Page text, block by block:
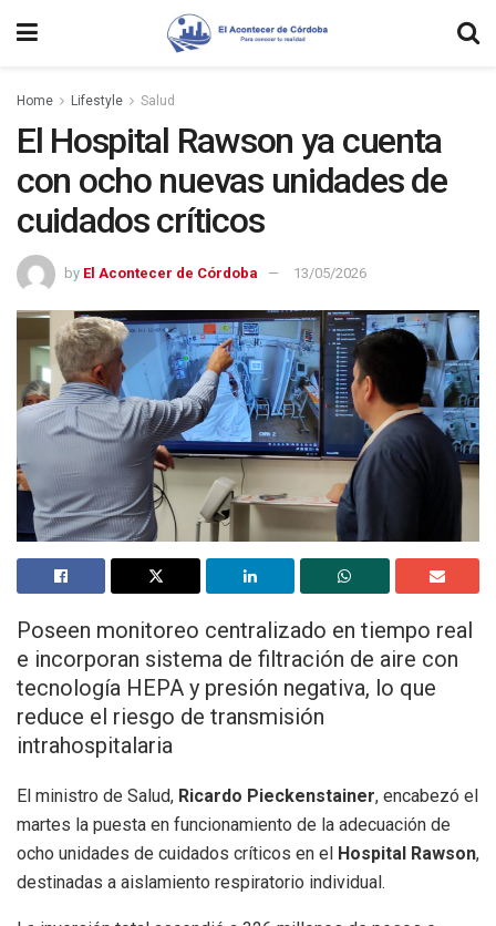
Home Lifestyle Salud
El Hospital Rawson ya cuenta
con ocho nuevas unidades de
cuidados críticos
by El Acontecer de Córdoba 13/05/2026
Poseen monitoreo centralizado en tiempo real
e incorporan sistema de filtración de aire con
tecnología HEPA y presión negativa, lo que
reduce el riesgo de transmisión
intrahospitalaria
El ministro de Salud, Ricardo Pieckenstainer, encabezó el
martes la puesta en funcionamiento de la adecuación de
ocho unidades de cuidados críticos en el Hospital Rawson,
destinadas a aislamiento respiratorio individual.